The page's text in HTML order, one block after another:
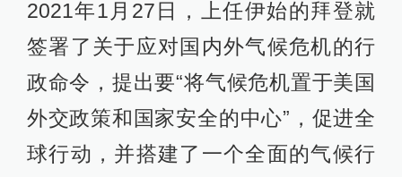
2021年1月27日，上任伊始的拜登就
签署了关于应对国内外气候危机的行
政命令，提出要“将气候危机置于美国
外交政策和国家安全的中心”，促进全
球行动，并搭建了一个全面的气候行